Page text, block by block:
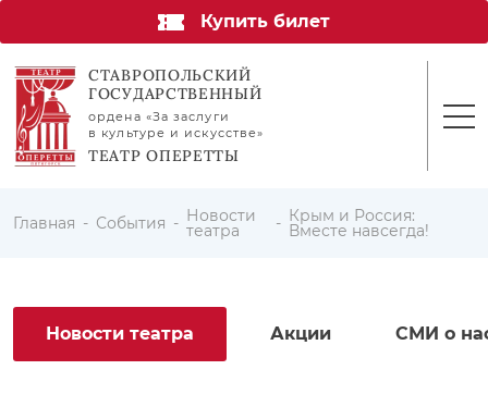
Купить билет
СТАВРОПОЛЬСКИЙ
ГОСУДАРСТВЕННЫЙ
ордена «За заслуги
в культуре и искусстве»
ТЕАТР ОПЕРЕТТЫ
Главная События Новости
театра
Крым и Россия:
Вместе навсегда!
Новости театра Акции СМИ о